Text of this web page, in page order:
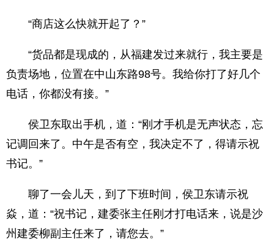
“商店这么快就开起了？”
“货品都是现成的，从福建发过来就行，我主要是
负责场地，位置在中山东路98号。我给你打了好几个
电话，你都没有接。”
侯卫东取出手机，道：“刚才手机是无声状态，忘
记调回来了。中午是否有空，我决定不了，得请示祝
书记。”
聊了一会儿天，到了下班时间，侯卫东请示祝
焱，道：“祝书记，建委张主任刚才打电话来，说是沙
州建委柳副主任来了，请您去。”